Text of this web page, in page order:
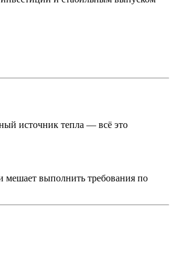
источник тепла — всё это
мешает выполнить требования по